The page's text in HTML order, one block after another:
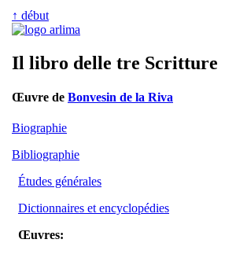
↑ début
Il libro delle tre Scritture
Œuvre de Bonvesin de la Riva
Biographie
Bibliographie
Études générales
Dictionnaires et encyclopédies
Œuvres: